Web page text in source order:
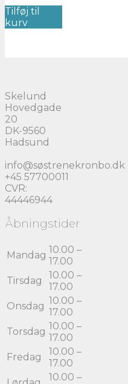
Tilføj til
kurv
Skelund
Hovedgade
20
DK-9560
Hadsund
info@søstrenekronbo.dk
+45 57700011
CVR:
44446944
Åbningstider
Mandag 10.00 –
17.00
Tirsdag
10.00 –
17.00
Onsdag 10.00 –
17.00
Torsdag 10.00 –
17.00
Fredag
10.00 –
17.00
10.00 –